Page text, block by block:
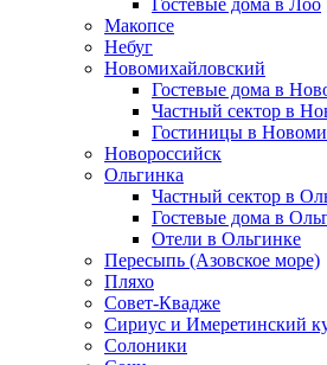
Гостевые дома в Лоо
Макопсе
Небуг
Новомихайловский
Гостевые дома в
Частный сектор в
Гостиницы в
Новороссийск
Ольгинка
Частный сектор в
Гостевые дома в
Отели в Ольгинке
Пересыпь (Азовское море)
Пляхо
Совет-Квадже
Сириус и Имеретинский
Солоники